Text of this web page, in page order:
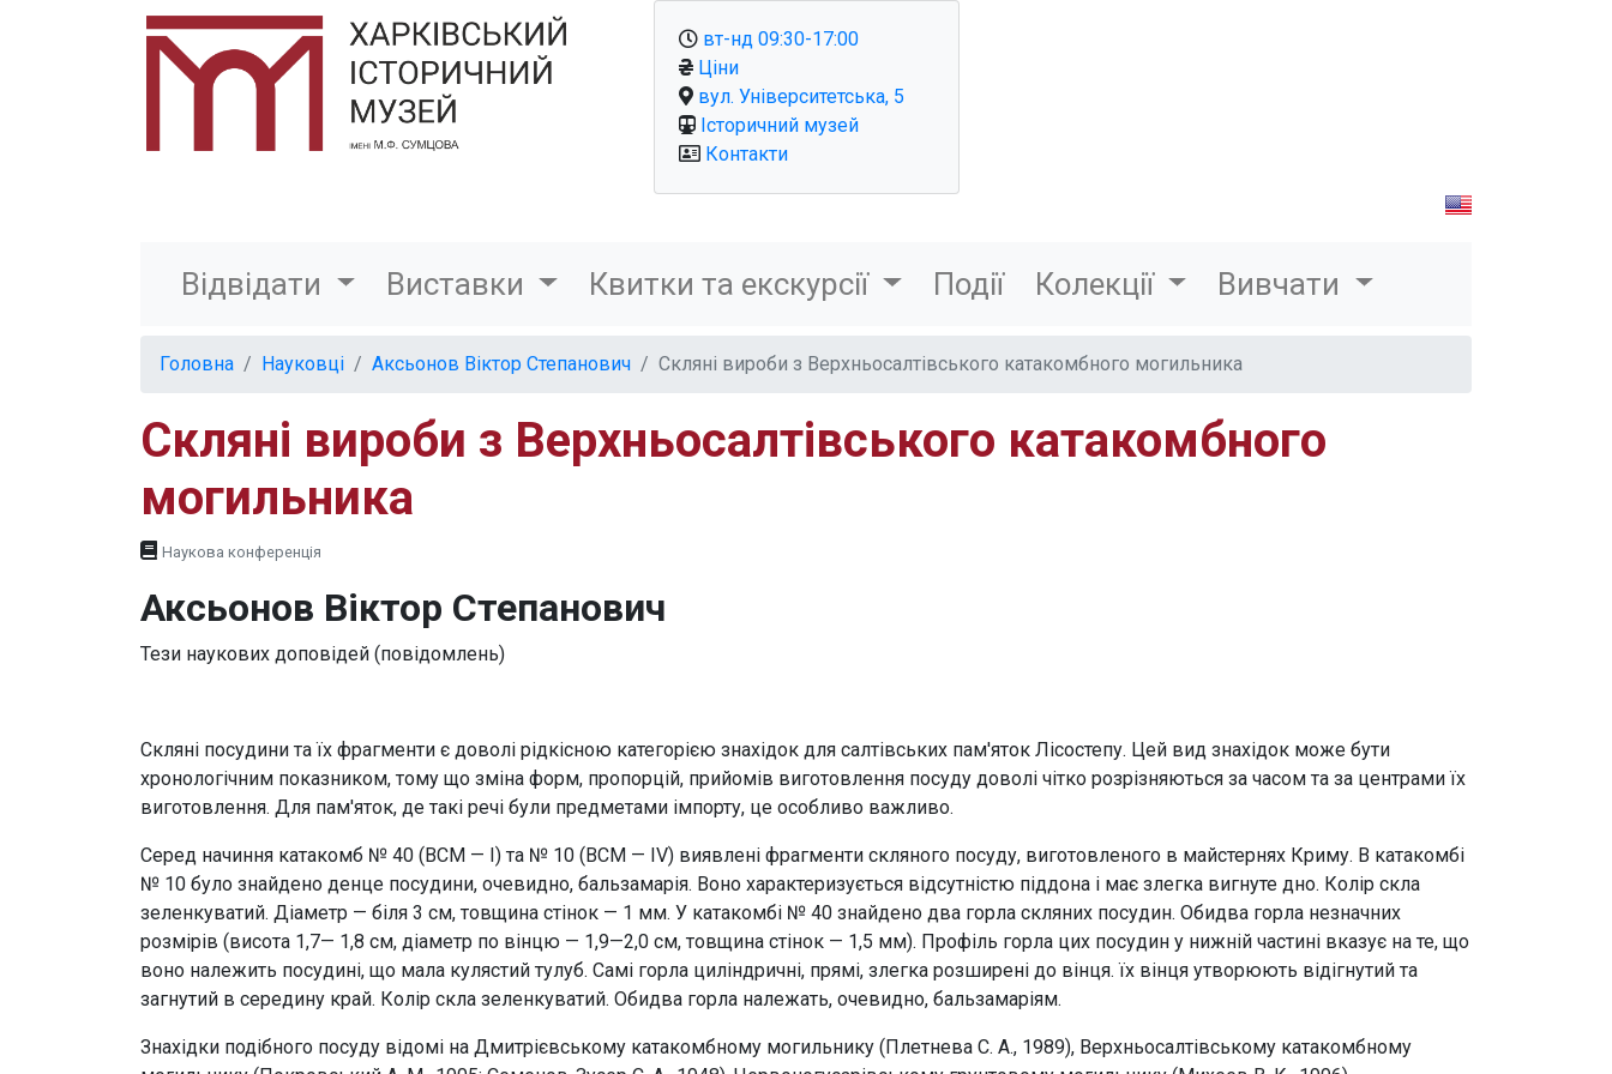
вт-нд 09:30-17:00
Ціни
вул. Університетська, 5
Історичний музей
Контакти
Відвідати Виставки Квитки та екскурсії Події Колекції Вивчати
Головна Науковці Аксьонов Віктор Степанович Скляні вироби з Верхньосалтівського катакомбного могильника
Скляні вироби з Верхньосалтівського катакомбного
могильника
Наукова конференція
Аксьонов Віктор Степанович
Тези наукових доповідей (повідомлень)
Скляні посудини та їх фрагменти є доволі рідкісною категорією знахідок для салтівських пам'яток Лісостепу. Цей вид знахідок може бути
хронологічним показником, тому що зміна форм, пропорцій, прийомів виготовлення посуду доволі чітко розрізняються за часом та за центрами їх
виготовлення. Для пам'яток, де такі речі були предметами імпорту, це особливо важливо.
Серед начиння катакомб № 40 (ВСМ — І) та № 10 (ВСМ — IV) виявлені фрагменти скляного посуду, виготовленого в майстернях Криму. В катакомбі
№ 10 було знайдено денце посудини, очевидно, бальзамарія. Воно характеризується відсутністю піддона і має злегка вигнуте дно. Колір скла
зеленкуватий. Діаметр — біля 3 см, товщина стінок — 1 мм. У катакомбі № 40 знайдено два горла скляних посудин. Обидва горла незначних
розмірів (висота 1,7— 1,8 см, діаметр по вінцю — 1,9—2,0 см, товщина стінок — 1,5 мм). Профіль горла цих посудин у нижній частині вказує на те, що
воно належить посудині, що мала кулястий тулуб. Самі горла циліндричні, прямі, злегка розширені до вінця. їх вінця утворюють відігнутий та
загнутий в середину край. Колір скла зеленкуватий. Обидва горла належать, очевидно, бальзамаріям.
Знахідки подібного посуду відомі на Дмитрієвському катакомбному могильнику (Плетнева С. А., 1989), Верхньосалтівському катакомбному